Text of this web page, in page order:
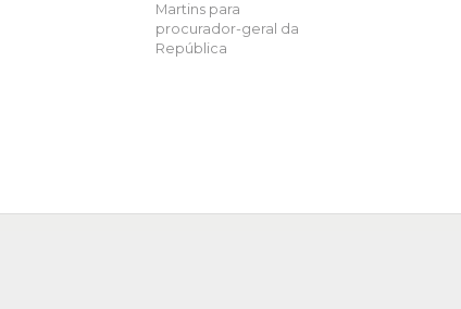
Martins para
procurador-geral da
República